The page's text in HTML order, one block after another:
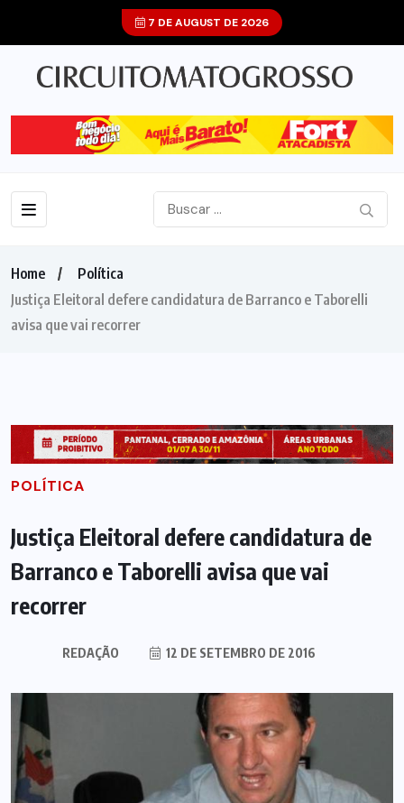
7 DE AUGUST DE 2026
Home
Política
Justiça Eleitoral defere candidatura de Barranco e Taborelli
avisa que vai recorrer
POLÍTICA
Justiça Eleitoral defere candidatura de
Barranco e Taborelli avisa que vai
recorrer
REDAÇÃO 12 DE SETEMBRO DE 2016